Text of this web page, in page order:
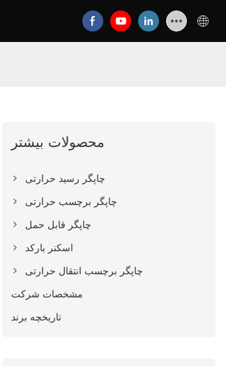
محصولات بیشتر
چاپگر رسید حرارتی
چاپگر برچسب حرارتی
چاپگر قابل حمل
اسکنر بارکد
چاپگر برچسب انتقال حرارتی
مشخصات شرکت
تاریخچه برند